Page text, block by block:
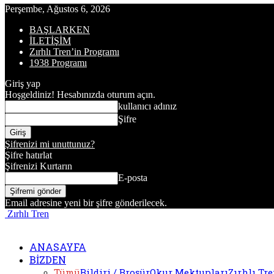
Perşembe, Ağustos 6, 2026
BAŞLARKEN
İLETİŞİM
Zırhlı Tren’in Programı
1938 Programı
Giriş yap
Hoşgeldiniz! Hesabınızda oturum açın.
kullanıcı adınız
Şifre
Şifrenizi mi unuttunuz?
Şifre hatırlat
Şifrenizi Kurtarın
E-posta
Email adresine yeni bir şifre gönderilecek.
Zırhlı Tren
ANASAYFA
BİZDEN